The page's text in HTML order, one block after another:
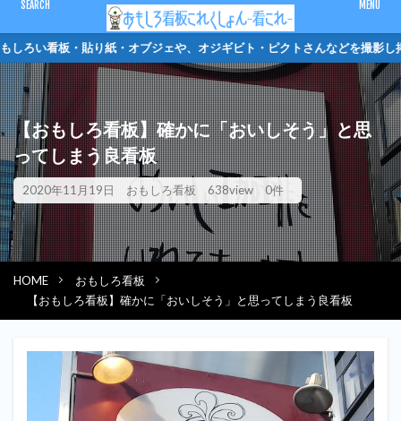
ろい看板・貼り紙・オブジェや、オジギビト・
【おもしろ看板】確かに「おいしそう」と思
ってしまう良看板
2020年11月19日 おもしろ看板 638view 0件
HOME
おもしろ看板
【おもしろ看板】確かに「おいしそう」と思ってしまう良看板
CLOSE
キーワード
ピクトさん 単管バリケード クソキャラ トイレマーク
オジギビト
カテゴリー
検索